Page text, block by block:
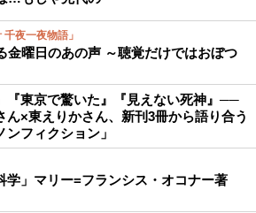
夜一夜物語」
金曜日のあの声 ～聴覚だけではおぼつ
『東京で驚いた』『見えない死神』──
ん×東えりかさん、新刊3冊から語り合う
ンフィクション」
学」マリー=フランシス・オコナー著